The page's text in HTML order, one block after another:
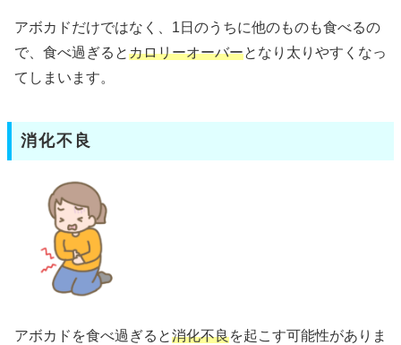
アボカドだけではなく、1日のうちに他のものも食べるの
で、食べ過ぎるとカロリーオーバーとなり太りやすくなっ
てしまいます。
消化不良
アボカドを食べ過ぎると消化不良を起こす可能性がありま